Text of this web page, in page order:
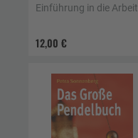
12,00 €
Einführung in die Arbeit